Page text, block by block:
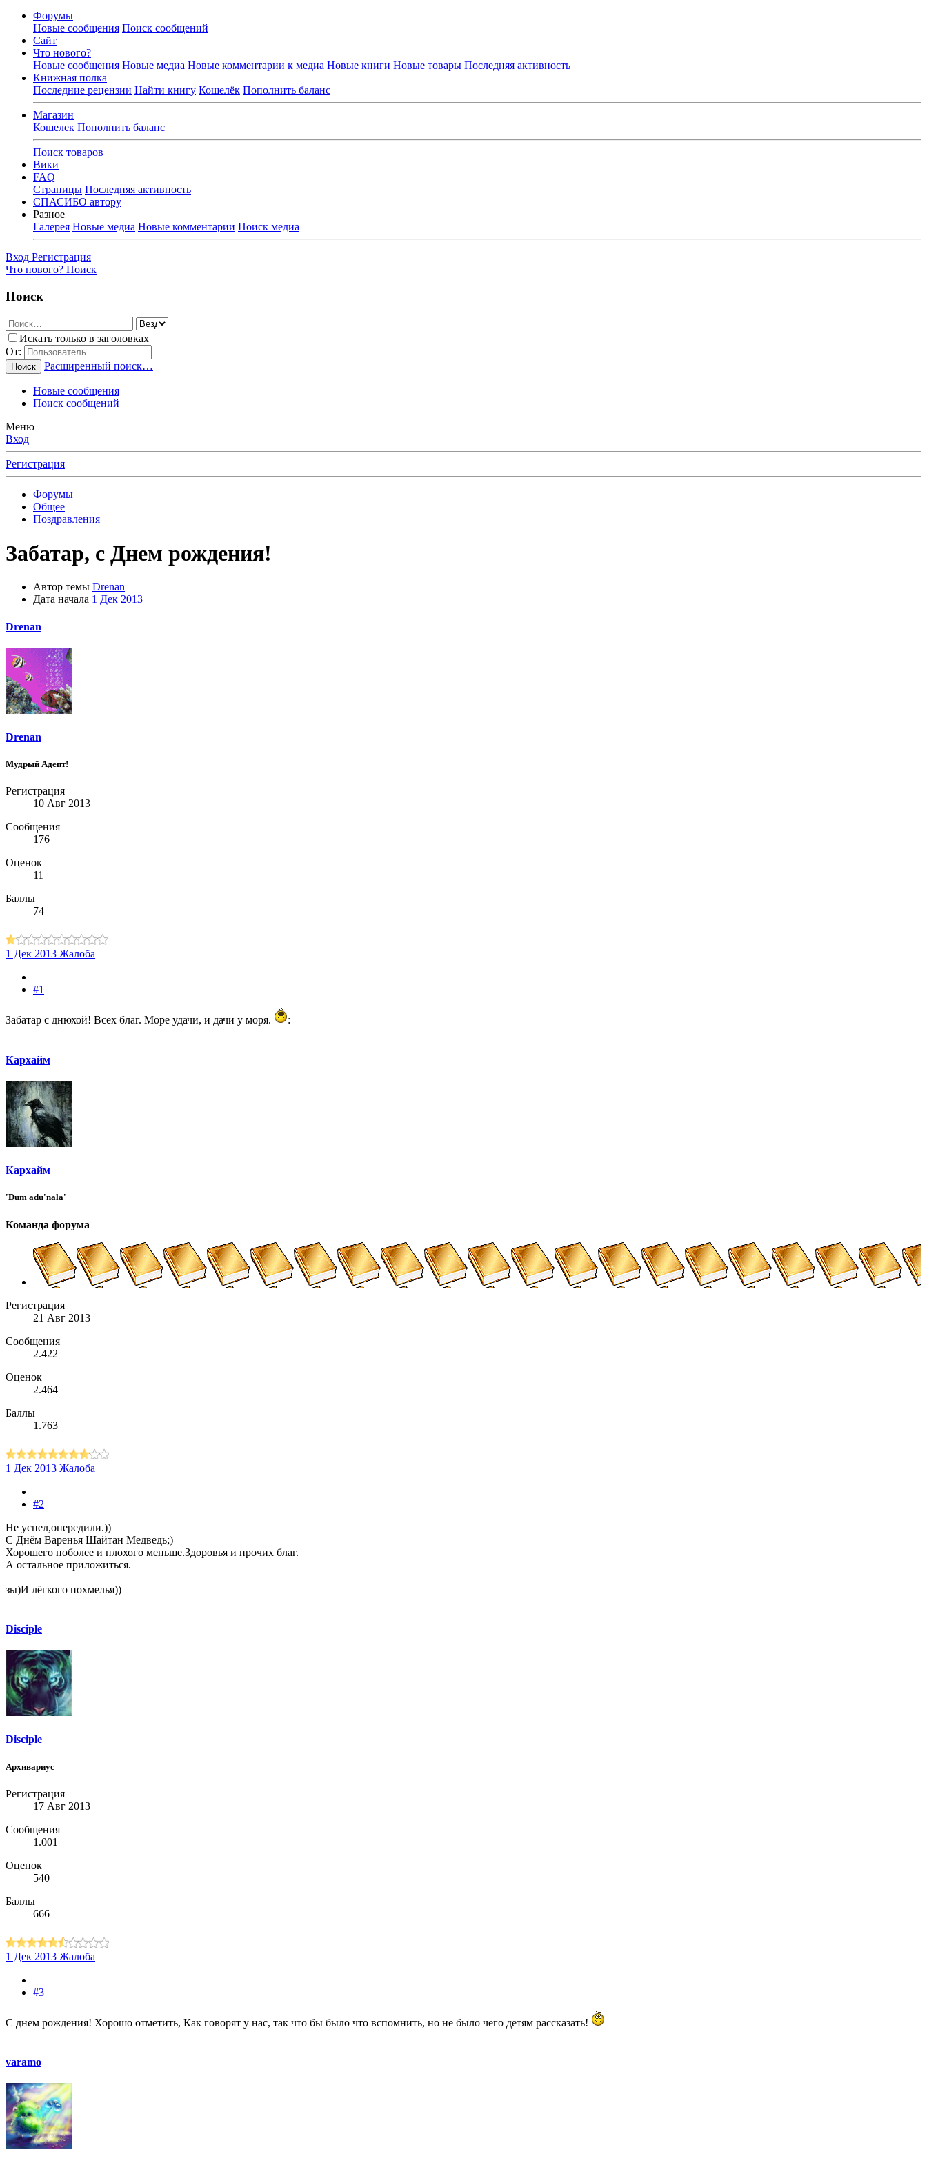
Форумы
Новые сообщения Поиск сообщений
Сайт
Что нового?
Новые сообщения Новые медиа Новые комментарии к медиа Новые книги Новые товары Последняя активность
Книжная полка
Последние рецензии Найти книгу Кошелёк Пополнить баланс
Магазин
Кошелек Пополнить баланс
Поиск товаров
Вики
FAQ
Страницы Последняя активность
СПАСИБО автору
Разное
Галерея Новые медиа Новые комментарии Поиск медиа
Вход Регистрация
Что нового? Поиск
Поиск
Искать только в заголовках
От:
Поиск Расширенный поиск…
Новые сообщения
Поиск сообщений
Меню
Вход
Регистрация
Форумы
Общее
Поздравления
Забатар, с Днем рождения!
Автор темы Drenan
Дата начала 1 Дек 2013
Drenan
Drenan
Мудрый Адепт!
Регистрация
10 Авг 2013
Сообщения
176
Оценок
11
Баллы
74
1 Дек 2013 Жалоба
#1
Забатар с днюхой! Всех благ. Море удачи, и дачи у моря. :
Кархайм
Кархайм
'Dum adu'nala'
Команда форума
Регистрация
21 Авг 2013
Сообщения
2.422
Оценок
2.464
Баллы
1.763
1 Дек 2013 Жалоба
#2
Не успел,опередили.))
С Днём Варенья Шайтан Медведь;)
Хорошего поболее и плохого меньше.Здоровья и прочих благ.
А остальное приложиться.
зы)И лёгкого похмелья))
Disciple
Disciple
Архивариус
Регистрация
17 Авг 2013
Сообщения
1.001
Оценок
540
Баллы
666
1 Дек 2013 Жалоба
#3
С днем рождения! Хорошо отметить, Как говорят у нас, так что бы было что вспомнить, но не было чего детям рассказать!
varamo